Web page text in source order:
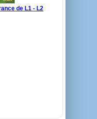
de L1 - L2